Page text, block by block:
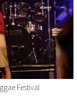
Festival